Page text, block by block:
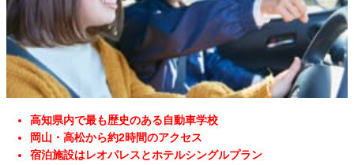
高知県内で最も歴史のある自動車学校
岡山・高松から約2時間のアクセス
宿泊施設はレオパレスとホテルシングルプラン